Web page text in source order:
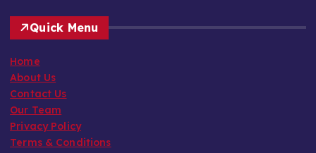
Quick Menu
Home
About Us
Contact Us
Our Team
Privacy Policy
Terms & Conditions